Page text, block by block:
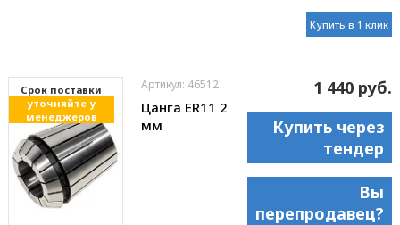
Купить в 1 клик
Cрок поставки
уточняйте у
менеджеров
Артикул: 46512
Цанга ER11 2
мм
1 440 руб.
Купить через
тендер
Вы
перепродавец?